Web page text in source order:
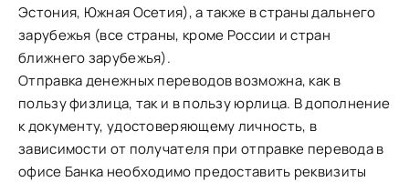
Эстония, Южная Осетия), а также в страны дальнего
зарубежья (все страны, кроме России и стран
ближнего зарубежья).
Отправка денежных переводов возможна, как в
пользу физлица, так и в пользу юрлица. В дополнение
к документу, удостоверяющему личность, в
зависимости от получателя при отправке перевода в
офисе Банка необходимо предоставить реквизиты